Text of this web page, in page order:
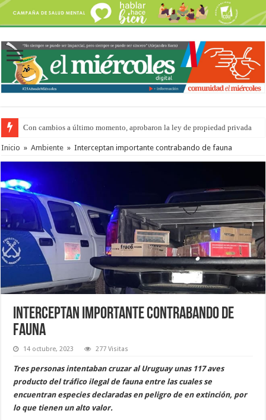
Con cambios a último momento, aprobaron la ley de propiedad privada
Del viernes 7 al domingo 9 de agosto: la agenda ¿A dónde ir? para este
Inicio » Ambiente » Interceptan importante contrabando de fauna
Interceptan importante contrabando de
fauna
14 octubre, 2023 277 Visitas
Tres personas intentaban cruzar al Uruguay unas 117 aves
producto del tráfico ilegal de fauna entre las cuales se
encuentran especies declaradas en peligro de en extinción, por
lo que tienen un alto valor.